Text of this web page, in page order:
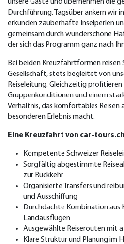
unsere Gäste und übernehmen die
Durchführung. Tagsüber ankern wir
erkunden zauberhafte Inselperlen
gemeinsam durch wunderschöne
der sich das Programm ganz nach
Bei beiden Kreuzfahrtformen reisen
Gesellschaft, stets begleitet von
Reiseleitung. Gleichzeitig
Gruppenkonditionen und einem
Verhältnis, das komfortables Reisen
besonderen Erlebnis macht.
Eine Kreuzfahrt von car-
Kompetente Schweizer
Sorgfältig abgestimmte
zur Rückkehr
Organisierte Transfers und
und Ausschiffung
Durchdachte Kombination aus
Landausflügen
Ausgewählte Reiserouten mit
Klare Struktur und Planung im